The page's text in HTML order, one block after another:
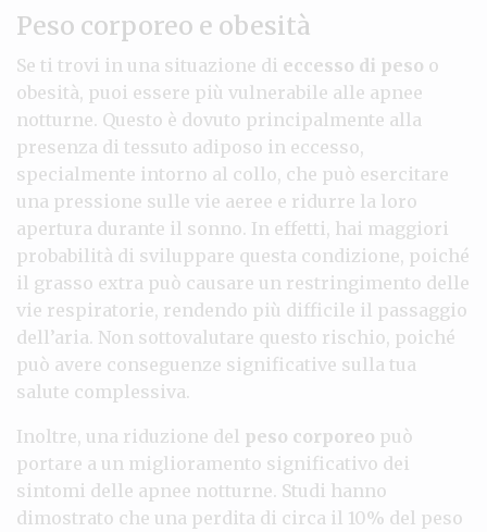
Peso corporeo e obesità
Se ti trovi in una situazione di eccesso di peso o
obesità, puoi essere più vulnerabile alle apnee
notturne. Questo è dovuto principalmente alla
presenza di tessuto adiposo in eccesso,
specialmente intorno al collo, che può esercitare
una pressione sulle vie aeree e ridurre la loro
apertura durante il sonno. In effetti, hai maggiori
probabilità di sviluppare questa condizione, poiché
il grasso extra può causare un restringimento delle
vie respiratorie, rendendo più difficile il passaggio
dell’aria. Non sottovalutare questo rischio, poiché
può avere conseguenze significative sulla tua
salute complessiva.
Inoltre, una riduzione del peso corporeo può
portare a un miglioramento significativo dei
sintomi delle apnee notturne. Studi hanno
dimostrato che una perdita di circa il 10% del peso